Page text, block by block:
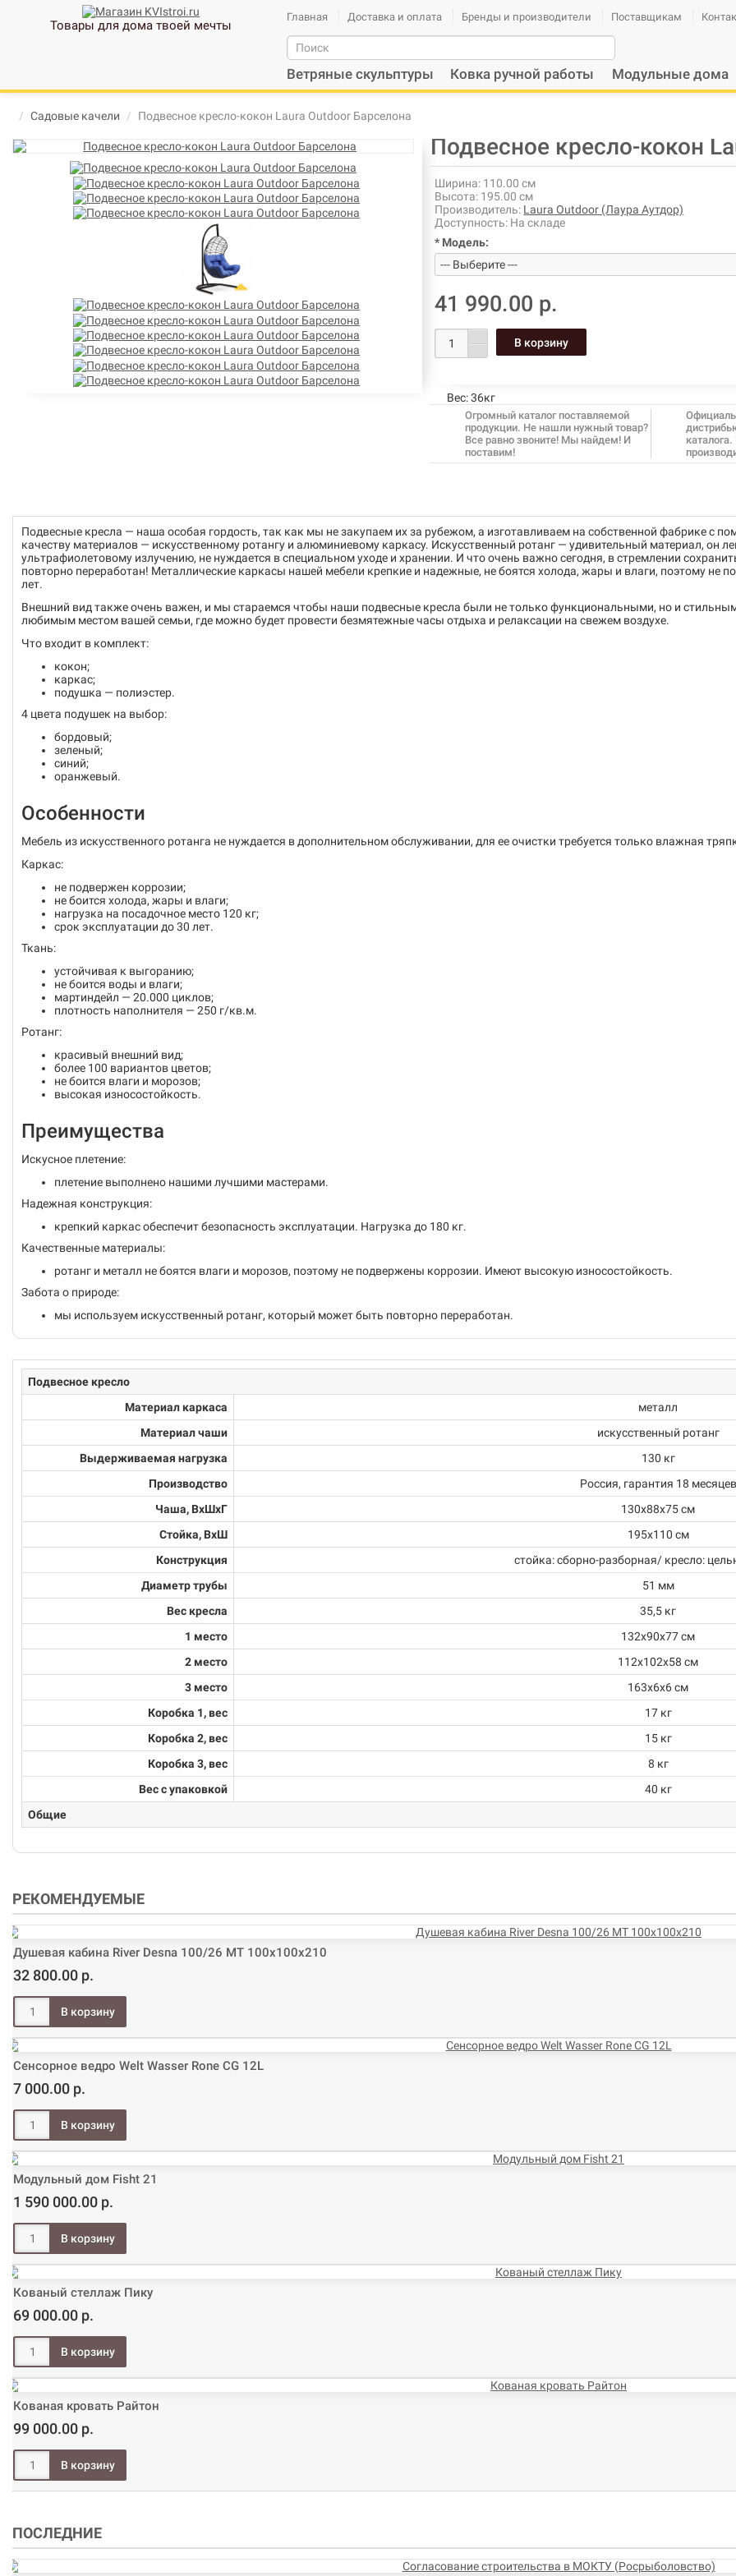
Товары для дома твоей мечты
Главная Доставка и оплата Бренды и производители Поставщикам
Ветряные скульптуры Ковка ручной работы Модульные дома
Садовые качели Подвесное кресло-кокон Laura Outdoor Барселона
Подвесное кресло-кокон
Ширина: 110.00 см
Высота: 195.00 см
Производитель: Laura Outdoor (Лаура Аутдор)
Доступность: На складе
* Модель:
41 990.00 р.
Вес:36кг
Огромный каталог поставляемой
продукции. Не нашли нужный товар?
Все равно звоните! Мы найдем! И
поставим!
Подвесные кресла — наша особая гордость, так как мы не закупаем их за рубежом, а изготавливаем на собственной фабрике с
качеству материалов — искусственному ротангу и алюминиевому каркасу. Искусственный ротанг — удивительный материал, он
ультрафиолетовому излучению, не нуждается в специальном уходе и хранении. И что очень важно сегодня, в стремлении
повторно переработан! Металлические каркасы нашей мебели крепкие и надежные, не боятся холода, жары и влаги, поэтому не
лет.
Внешний вид также очень важен, и мы стараемся чтобы наши подвесные кресла были не только функциональными, но и
любимым местом вашей семьи, где можно будет провести безмятежные часы отдыха и релаксации на свежем воздухе.
Что входит в комплект:
кокон;
каркас;
подушка — полиэстер.
4 цвета подушек на выбор:
бордовый;
зеленый;
синий;
оранжевый.
Особенности
Мебель из искусственного ротанга не нуждается в дополнительном обслуживании, для ее очистки требуется только влажная
Каркас:
не подвержен коррозии;
не боится холода, жары и влаги;
нагрузка на посадочное место 120 кг;
срок эксплуатации до 30 лет.
Ткань:
устойчивая к выгоранию;
не боится воды и влаги;
мартиндейл — 20.000 циклов;
плотность наполнителя — 250 г/кв.м.
Ротанг:
красивый внешний вид;
более 100 вариантов цветов;
не боится влаги и морозов;
высокая износостойкость.
Преимущества
Искусное плетение:
плетение выполнено нашими лучшими мастерами.
Надежная конструкция:
крепкий каркас обеспечит безопасность эксплуатации. Нагрузка до 180 кг.
Качественные материалы:
ротанг и металл не боятся влаги и морозов, поэтому не подвержены коррозии. Имеют высокую износостойкость.
Забота о природе:
мы используем искусственный ротанг, который может быть повторно переработан.
Подвесное кресло
Материал каркаса
металл
Материал чаши
искусственный ротанг
Выдерживаемая нагрузка
130 кг
Производство
Россия, гарантия 18 месяцев
Чаша, ВхШхГ
130х88х75 см
Стойка, ВхШ
195х110 см
Конструкция
стойка: сборно-разборная/ кресло:
Диаметр трубы
51 мм
Вес кресла
35,5 кг
1 место
132х90х77 см
2 место
112х102х58 см
3 место
163х6х6 см
Коробка 1, вес
17 кг
Коробка 2, вес
15 кг
Коробка 3, вес
8 кг
Вес с упаковкой
40 кг
Общие
РЕКОМЕНДУЕМЫЕ
Душевая кабина River Desna 100/26 МТ 100х100х210
32 800.00 р.
Сенсорное ведро Welt Wasser Rone CG 12L
7 000.00 р.
Модульный дом Fisht 21
1 590 000.00 р.
Кованый стеллаж Пику
69 000.00 р.
Кованая кровать Райтон
99 000.00 р.
ПОСЛЕДНИЕ